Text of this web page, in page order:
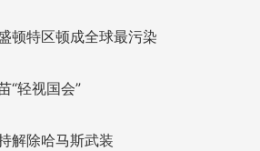
顿特区顿成全球最污染
“轻视国会”
解除哈马斯武装